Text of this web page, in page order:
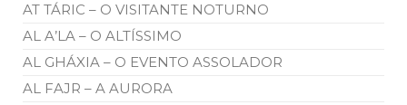
AT TÁRIC – O VISITANTE NOTURNO
AL A’LA – O ALTÍSSIMO
AL GHÁXIA – O EVENTO ASSOLADOR
AL FAJR – A AURORA